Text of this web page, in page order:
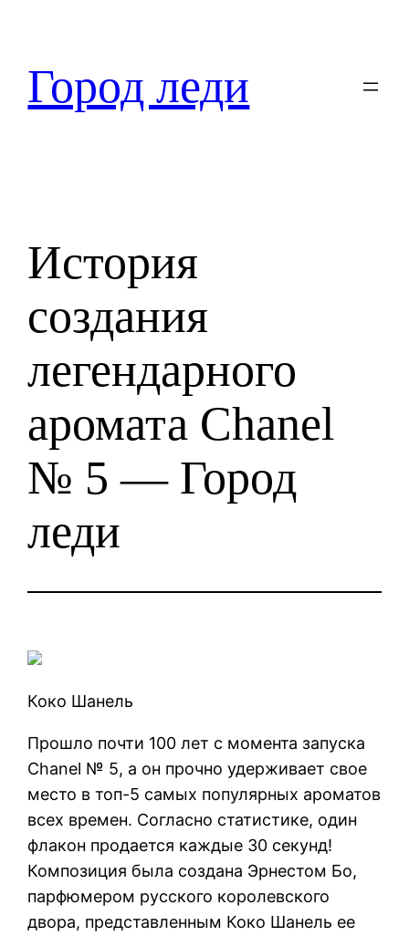
содержимому
Город леди
История
создания
легендарного
аромата Chanel
№ 5 — Город
леди
Коко Шанель
Прошло почти 100 лет с момента запуска
Chanel № 5, а он прочно удерживает свое
место в топ-5 самых популярных ароматов
всех времен. Согласно статистике, один
флакон продается каждые 30 секунд!
Композиция была создана Эрнестом Бо,
парфюмером русского королевского
двора, представленным Коко Шанель ее